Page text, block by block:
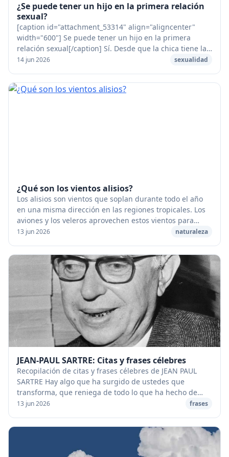
¿Se puede tener un hijo en la primera relación
sexual?
[caption id="attachment_53314" align="aligncenter"
width="600"] Se puede tener un hijo en la primera
relación sexual[/caption] Sí. Desde que la chica tiene la
regla que un chico puede eyacular, puede...
14 jun 2026 sexualidad
¿Qué son los vientos alisios?
Los alisios son vientos que soplan durante todo el año
en una misma dirección en las regiones tropicales. Los
aviones y los veleros aprovechen estos vientos para
aumentar su velocidad. [caption id="at...
13 jun 2026 naturaleza
JEAN-PAUL SARTRE: Citas y frases célebres
Recopilación de citas y frases célebres de JEAN PAUL
SARTRE Hay algo que ha surgido de ustedes que
transforma, que reniega de todo lo que ha hecho de
nuestra sociedad lo que es: se trata de lo que lla...
13 jun 2026 frases